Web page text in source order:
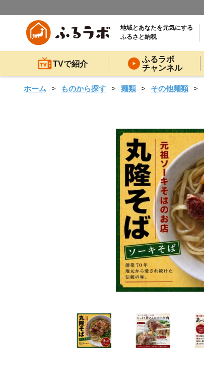
地域とあなたを元気にする
ふるさと納税
TVで紹介
ふるラボ
チャンネル
ホーム ものから探す 麺類 その他麺類